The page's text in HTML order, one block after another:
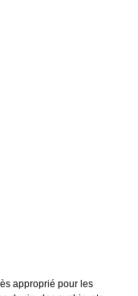
approprié pour les